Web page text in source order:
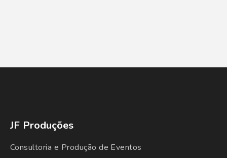
JF Produções
Consultoria e Produção de Eventos